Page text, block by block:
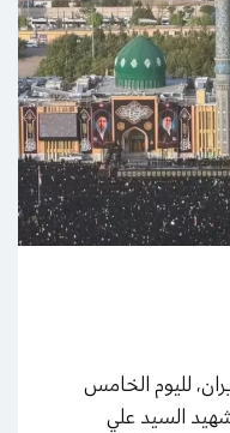
لليوم الخامس
السيد علي